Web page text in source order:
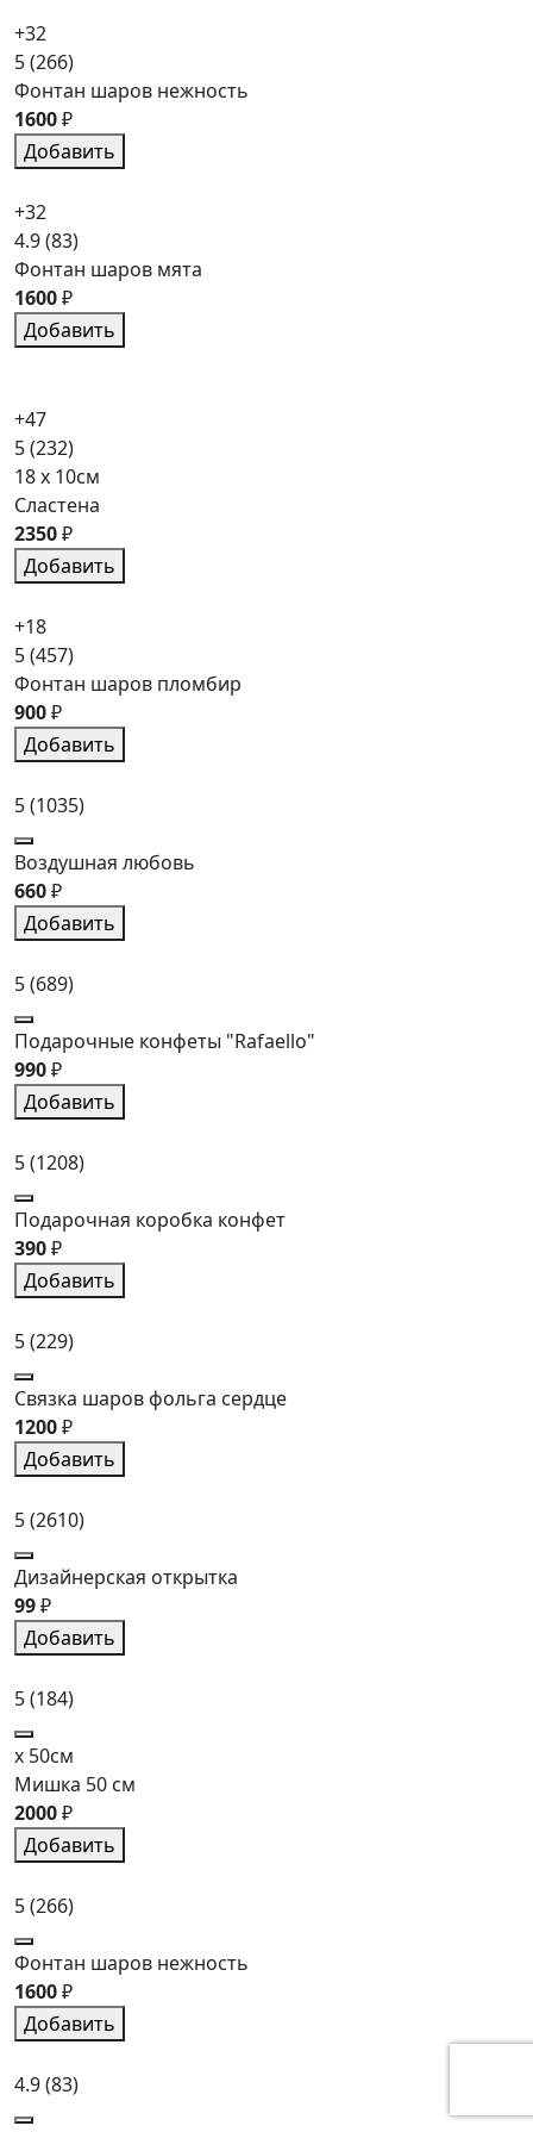
+32
5(266)
Фонтан шаров нежность
1600₽
Добавить
+32
4.9(83)
Фонтан шаров мята
1600₽
Добавить
+47
5(232)
18 x 10см
Сластена
2350₽
Добавить
+18
5(457)
Фонтан шаров пломбир
900₽
Добавить
5(1035)
Воздушная любовь
660₽
Добавить
5(689)
Подарочные конфеты "Rafaello"
990₽
Добавить
5(1208)
Подарочная коробка конфет
390₽
Добавить
5(229)
Связка шаров фольга сердце
1200₽
Добавить
5(2610)
Дизайнерская открытка
99₽
Добавить
5(184)
x 50см
Мишка 50 см
2000₽
Добавить
5(266)
Фонтан шаров нежность
1600₽
Добавить
4.9(83)